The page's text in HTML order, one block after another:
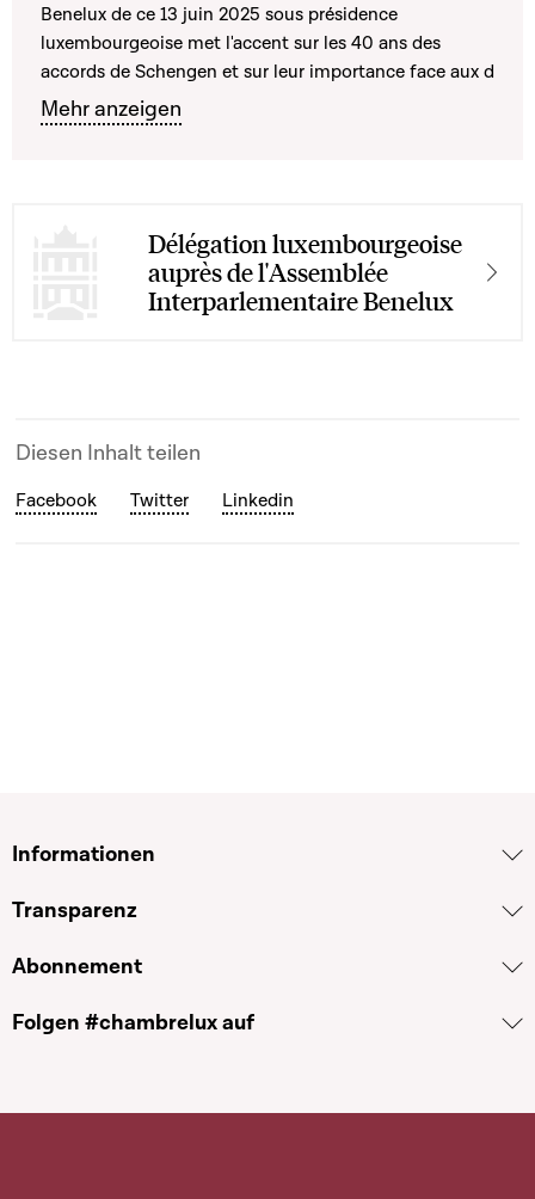
Benelux de ce 13 juin 2025 sous présidence
luxembourgeoise met l'accent sur les 40 ans des
accords de Schengen et sur leur importance face aux d
Mehr anzeigen
Délégation luxembourgeoise
auprès de l'Assemblée
Interparlementaire Benelux
Diesen Inhalt teilen
Facebook Twitter Linkedin
Informationen
Transparenz
Abonnement
Folgen #chambrelux auf